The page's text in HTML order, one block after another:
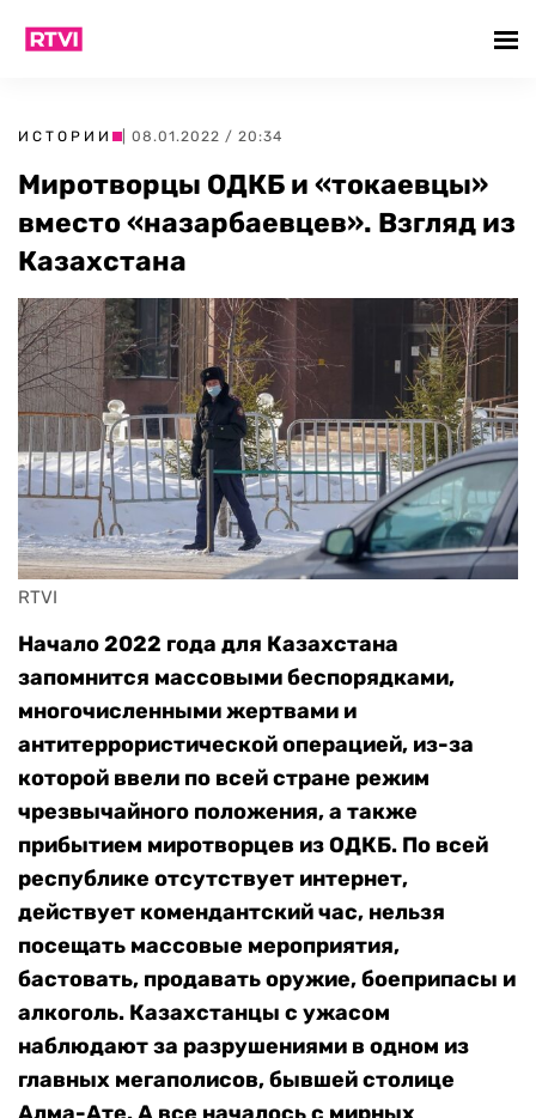
ИСТОРИИ | 08.01.2022 / 20:34
Миротворцы ОДКБ и «токаевцы»
вместо «назарбаевцев». Взгляд из
Казахстана
RTVI
Начало 2022 года для Казахстана
запомнится массовыми беспорядками,
многочисленными жертвами и
антитеррористической операцией, из-за
которой ввели по всей стране режим
чрезвычайного положения, а также
прибытием миротворцев из ОДКБ. По всей
республике отсутствует интернет,
действует комендантский час, нельзя
посещать массовые мероприятия,
бастовать, продавать оружие, боеприпасы и
алкоголь. Казахстанцы с ужасом
наблюдают за разрушениями в одном из
главных мегаполисов, бывшей столице